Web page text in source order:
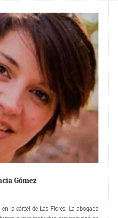
Gómez
la cárcel de Las Flores. La abogada